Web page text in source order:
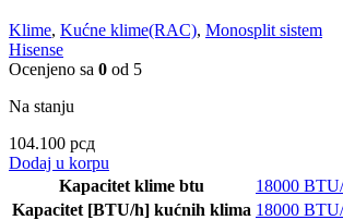
Klime, Kućne klime(RAC), Monosplit sistem
Hisense
Ocenjeno sa 0 od 5
Na stanju
104.100 рсд
Dodaj u korpu
Kapacitet klime btu
18000
Kapacitet [BTU/h] kućnih klima 18000